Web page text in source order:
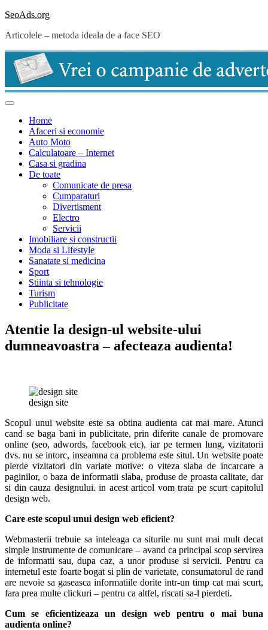
Skip
content
SeoAds.org
Articolele – metoda ideala de a face SEO
Home
Afaceri si economie
Auto Moto
Calculatoare – Internet
Casa si gradina
De toate
Comunicate de presa
Cumparaturi
Divertisment
Electro
Servicii
Imobiliare si constructii
Moda si Lifestyle
Sanatate si medicina
Sport
Stiinta si tehnologie
Turism
Publicitate
Atentie la design-ul website-ului
dumneavoastra – afecteaza audienta!
design site
Scopul unui website este sa obtina audienta cat mai mare. Atunci
cand se baga bani in publicitate, prin diferite canale de promovare
online (seo, adwords, facebook etc), iar pe termen lung, vizitatorii
dvs. nu se intorc, inseamna ca problema este situl.Un website poate
pierde vizitatori din variate motive: o viteza slaba de incarcare a
paginilor, o baza de informatii slaba, produse de proasta calitate, dar
si din cauza designului. in acest articol vom trata pe scurt capitolul
design web.
Care este scopul unui design web eficient?
Webmasterii trebuie sa inteleaga ca siturile nu sunt mai mult decat
simple instrumente de comunicare – avand ca principal scop servirea
de informatii sau, dupa caz, a unor produse si servicii. Pentru ca
internetul este foarte bogat si plin de varietate, consumatorul de rand
are nevoie sa gaseasca informatiile dorite intr-un timp cat mai scurt,
fara prea multe clickuri – pentru ca altfel, riscati sa-l pierdeti.
Cum se eficientizeaza un design web pentru o mai buna
audienta online?